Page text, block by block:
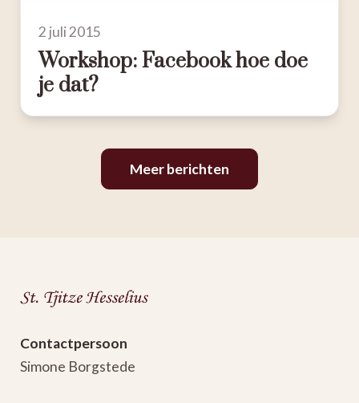
2 juli 2015
Workshop: Facebook hoe doe
je dat?
Meer berichten
de
Plassen
en
Contactpersoon
Simone Borgstede